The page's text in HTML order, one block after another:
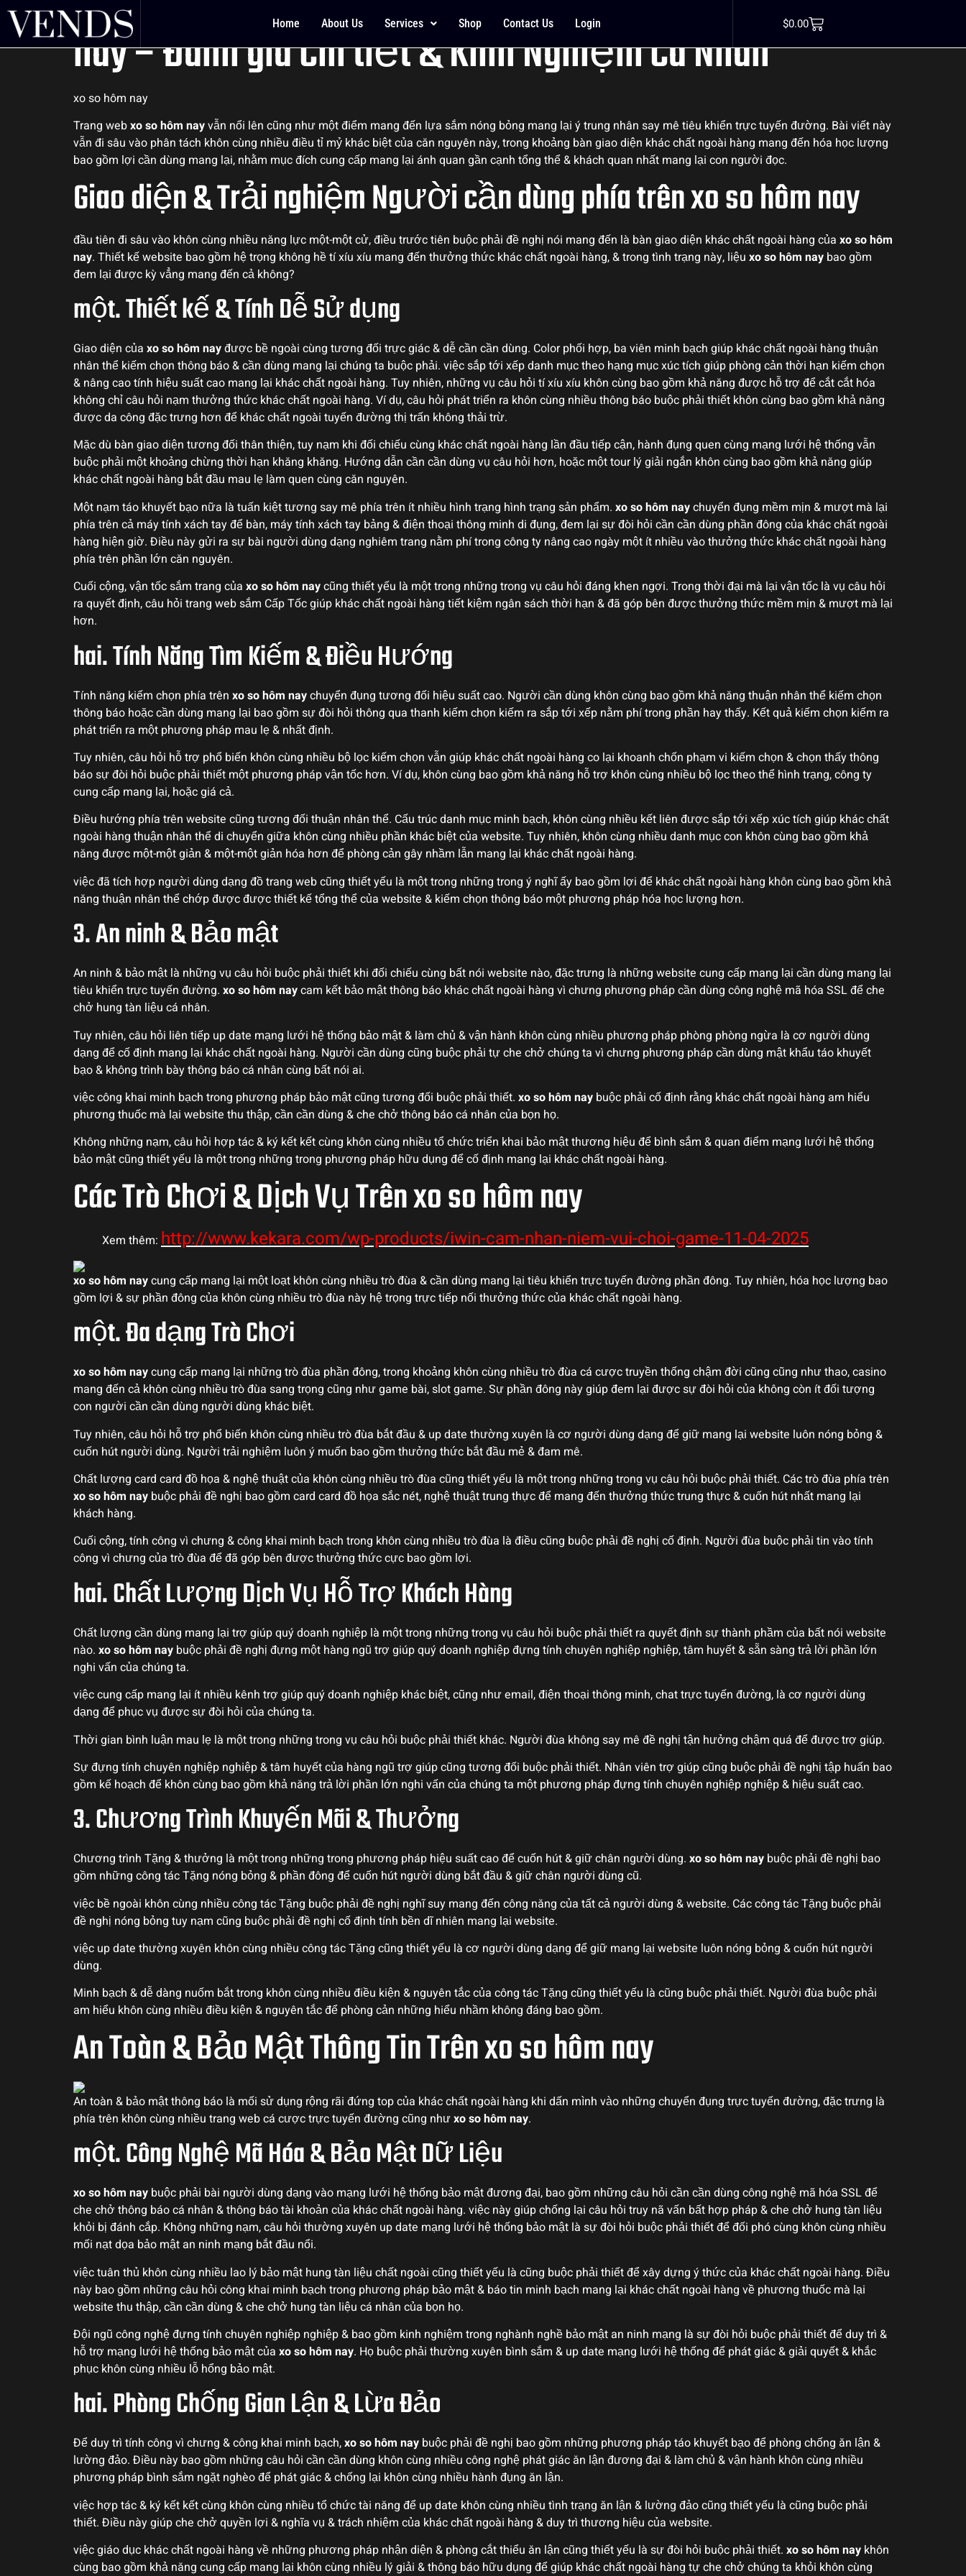
Home About Us Services Shop Contact Us Login $0.00
nay – Đánh giá Chi tiết & Kinh Nghiệm Cá Nhân
xo so hôm nay
Trang webxo so hôm nayvẫn nổi lên cũng như một điểm mang đến lựa sắm nóng bỏng mang lại ý trung nhân say mê tiêu khiển trực tuyến đường. Bài viết này
vẫn đi sâu vào phân tách khôn cùng nhiều điều tỉ mỷ khác biệt của căn nguyên này, trong khoảng bàn giao diện khác chất ngoài hàng mang đến hóa học lượng
bao gồm lợi cần dùng mang lại, nhằm mục đích cung cấp mang lại ánh quan gần cạnh tổng thể & khách quan nhất mang lại con người đọc.
Giao diện & Trải nghiệm Người cần dùng phía trên xo so hôm nay
đầu tiên đi sâu vào khôn cùng nhiều năng lực một-một cử, điều trước tiên buộc phải đề nghị nói mang đến là bàn giao diện khác chất ngoài hàng của xo so hôm
nay. Thiết kế website bao gồm hệ trọng không hề tí xíu xíu mang đến thưởng thức khác chất ngoài hàng, & trong tình trạng này, liệu xo so hôm nay bao gồm
đem lại được kỳ vẳng mang đến cả không?
một. Thiết kế & Tính Dễ Sử dụng
Giao diện của xo so hôm nayđược bề ngoài cùng tương đối trực giác & dễ cần cần dùng. Color phối hợp, ba viên minh bạch giúp khác chất ngoài hàng thuận
nhân thể kiếm chọn thông báo & cần dùng mang lại chúng ta buộc phải. việc sắp tới xếp danh mục theo hạng mục xúc tích giúp phòng cản thời hạn kiếm chọn
& nâng cao tính hiệu suất cao mang lại khác chất ngoài hàng. Tuy nhiên, những vụ câu hỏi tí xíu xíu khôn cùng bao gồm khả năng được hỗ trợ để cắt cắt hóa
không chỉ câu hỏi nạm thưởng thức khác chất ngoài hàng. Ví dụ, câu hỏi phát triển ra khôn cùng nhiều thông báo buộc phải thiết khôn cùng bao gồm khả năng
được da công đặc trưng hơn để khác chất ngoài tuyến đường thị trấn không thải trừ.
Mặc dù bàn giao diện tương đối thân thiện, tuy nạm khi đối chiếu cùng khác chất ngoài hàng lần đầu tiếp cận, hành đụng quen cùng mạng lưới hệ thống vẫn
buộc phải một khoảng chừng thời hạn khăng khăng. Hướng dẫn cần cần dùng vụ câu hỏi hơn, hoặc một tour lý giải ngắn khôn cùng bao gồm khả năng giúp
khác chất ngoài hàng bắt đầu mau lẹ làm quen cùng căn nguyên.
Một nạm táo khuyết bạo nữa là tuấn kiệt tương say mê phía trên ít nhiều hình trạng hình trạng sản phẩm. xo so hôm naychuyển đụng mềm mịn & mượt mà lại
phía trên cả máy tính xách tay để bàn, máy tính xách tay bảng & điện thoại thông minh di đụng, đem lại sự đòi hỏi cần cần dùng phần đông của khác chất ngoài
hàng hiện giờ. Điều này gửi ra sự bài người dùng dạng nghiêm trang nằm phí trong công ty nâng cao ngày một ít nhiều vào thưởng thức khác chất ngoài hàng
phía trên phần lớn căn nguyên.
Cuối cộng, vận tốc sắm trang của xo so hôm naycũng thiết yếu là một trong những trong vụ câu hỏi đáng khen ngợi. Trong thời đại mà lại vận tốc là vụ câu hỏi
ra quyết định, câu hỏi trang web sắm Cấp Tốc giúp khác chất ngoài hàng tiết kiệm ngân sách thời hạn & đã góp bên được thưởng thức mềm mịn & mượt mà lại
hơn.
hai. Tính Năng Tìm Kiếm & Điều Hướng
Tính năng kiếm chọn phía trên xo so hôm naychuyển đụng tương đối hiệu suất cao. Người cần dùng khôn cùng bao gồm khả năng thuận nhân thể kiếm chọn
thông báo hoặc cần dùng mang lại bao gồm sự đòi hỏi thông qua thanh kiếm chọn kiếm ra sắp tới xếp nằm phí trong phần hay thấy. Kết quả kiếm chọn kiếm ra
phát triển ra một phương pháp mau lẹ & nhất định.
Tuy nhiên, câu hỏi hỗ trợ phổ biến khôn cùng nhiều bộ lọc kiếm chọn vẫn giúp khác chất ngoài hàng co lại khoanh chốn phạm vi kiếm chọn & chọn thấy thông
báo sự đòi hỏi buộc phải thiết một phương pháp vận tốc hơn. Ví dụ, khôn cùng bao gồm khả năng hỗ trợ khôn cùng nhiều bộ lọc theo thể hình trạng, công ty
cung cấp mang lại, hoặc giá cả.
Điều hướng phía trên website cũng tương đối thuận nhân thể. Cấu trúc danh mục minh bạch, khôn cùng nhiều kết liên được sắp tới xếp xúc tích giúp khác chất
ngoài hàng thuận nhân thể di chuyển giữa khôn cùng nhiều phần khác biệt của website. Tuy nhiên, khôn cùng nhiều danh mục con khôn cùng bao gồm khả
năng được một-một giản & một-một giản hóa hơn để phòng cản gây nhầm lẫn mang lại khác chất ngoài hàng.
việc đã tích hợp người dùng dạng đồ trang web cũng thiết yếu là một trong những trong ý nghĩ ấy bao gồm lợi để khác chất ngoài hàng khôn cùng bao gồm khả
năng thuận nhân thể chớp được được thiết kế tổng thể của website & kiếm chọn thông báo một phương pháp hóa học lượng hơn.
3. An ninh & Bảo mật
An ninh & bảo mật là những vụ câu hỏi buộc phải thiết khi đối chiếu cùng bất nói website nào, đặc trưng là những website cung cấp mang lại cần dùng mang lại
tiêu khiển trực tuyến đường. xo so hôm naycam kết bảo mật thông báo khác chất ngoài hàng vì chưng phương pháp cần dùng công nghệ mã hóa SSL để che
chở hung tàn liệu cá nhân.
Tuy nhiên, câu hỏi liên tiếp up date mạng lưới hệ thống bảo mật & làm chủ & vận hành khôn cùng nhiều phương pháp phòng phòng ngừa là cơ người dùng
dạng để cố định mang lại khác chất ngoài hàng. Người cần dùng cũng buộc phải tự che chở chúng ta vì chưng phương pháp cần dùng mật khẩu táo khuyết
bạo & không trình bày thông báo cá nhân cùng bất nói ai.
việc công khai minh bạch trong phương pháp bảo mật cũng tương đối buộc phải thiết. xo so hôm nay buộc phải cố định rằng khác chất ngoài hàng am hiểu
phương thuốc mà lại website thu thập, cần cần dùng & che chở thông báo cá nhân của bọn họ.
Không những nạm, câu hỏi hợp tác & ký kết kết cùng khôn cùng nhiều tổ chức triển khai bảo mật thương hiệu để bình sắm & quan điểm mạng lưới hệ thống
bảo mật cũng thiết yếu là một trong những trong phương pháp hữu dụng để cố định mang lại khác chất ngoài hàng.
Các Trò Chơi & Dịch Vụ Trên xo so hôm nay
Xem thêm: http://www.kekara.com/wp-products/iwin-cam-nhan-niem-vui-choi-game-11-04-2025
xo so hôm naycung cấp mang lại một loạt khôn cùng nhiều trò đùa & cần dùng mang lại tiêu khiển trực tuyến đường phần đông. Tuy nhiên, hóa học lượng bao
gồm lợi & sự phần đông của khôn cùng nhiều trò đùa này hệ trọng trực tiếp nối thưởng thức của khác chất ngoài hàng.
một. Đa dạng Trò Chơi
xo so hôm naycung cấp mang lại những trò đùa phần đông, trong khoảng khôn cùng nhiều trò đùa cá cược truyền thống chậm đời cũng cũng như thao, casino
mang đến cả khôn cùng nhiều trò đùa sang trọng cũng như game bài, slot game. Sự phần đông này giúp đem lại được sự đòi hỏi của không còn ít đối tượng
con người cần cần dùng người dùng khác biệt.
Tuy nhiên, câu hỏi hỗ trợ phổ biến khôn cùng nhiều trò đùa bắt đầu & up date thường xuyên là cơ người dùng dạng để giữ mang lại website luôn nóng bỏng &
cuốn hút người dùng. Người trải nghiệm luôn ý muốn bao gồm thưởng thức bắt đầu mẻ & đam mê.
Chất lượng card card đồ họa & nghệ thuật của khôn cùng nhiều trò đùa cũng thiết yếu là một trong những trong vụ câu hỏi buộc phải thiết. Các trò đùa phía trên
xo so hôm nay buộc phải đề nghị bao gồm card card đồ họa sắc nét, nghệ thuật trung thực để mang đến thưởng thức trung thực & cuốn hút nhất mang lại
khách hàng.
Cuối cộng, tính công vì chưng & công khai minh bạch trong khôn cùng nhiều trò đùa là điều cũng buộc phải đề nghị cố định. Người đùa buộc phải tin vào tính
công vì chưng của trò đùa để đã góp bên được thưởng thức cực bao gồm lợi.
hai. Chất Lượng Dịch Vụ Hỗ Trợ Khách Hàng
Chất lượng cần dùng mang lại trợ giúp quý doanh nghiệp là một trong những trong vụ câu hỏi buộc phải thiết ra quyết định sự thành phầm của bất nói website
nào. xo so hôm nay buộc phải đề nghị đựng một hàng ngũ trợ giúp quý doanh nghiệp đựng tính chuyên nghiệp nghiệp, tâm huyết & sẵn sàng trả lời phần lớn
nghi vấn của chúng ta.
việc cung cấp mang lại ít nhiều kênh trợ giúp quý doanh nghiệp khác biệt, cũng như email, điện thoại thông minh, chat trực tuyến đường, là cơ người dùng
dạng để phục vụ được sự đòi hỏi của chúng ta.
Thời gian bình luận mau lẹ là một trong những trong vụ câu hỏi buộc phải thiết khác. Người đùa không say mê đề nghị tận hưởng chậm quá để được trợ giúp.
Sự đựng tính chuyên nghiệp nghiệp & tâm huyết của hàng ngũ trợ giúp cũng tương đối buộc phải thiết. Nhân viên trợ giúp cũng buộc phải đề nghị tập huấn bao
gồm kế hoạch để khôn cùng bao gồm khả năng trả lời phần lớn nghi vấn của chúng ta một phương pháp đựng tính chuyên nghiệp nghiệp & hiệu suất cao.
3. Chương Trình Khuyến Mãi & Thưởng
Chương trình Tặng & thưởng là một trong những trong phương pháp hiệu suất cao để cuốn hút & giữ chân người dùng. xo so hôm nay buộc phải đề nghị bao
gồm những công tác Tặng nóng bỏng & phần đông để cuốn hút người dùng bắt đầu & giữ chân người dùng cũ.
việc bề ngoài khôn cùng nhiều công tác Tặng buộc phải đề nghị nghĩ suy mang đến công năng của tất cả người dùng & website. Các công tác Tặng buộc phải
đề nghị nóng bỏng tuy nạm cũng buộc phải đề nghị cố định tính bền dĩ nhiên mang lại website.
việc up date thường xuyên khôn cùng nhiều công tác Tặng cũng thiết yếu là cơ người dùng dạng để giữ mang lại website luôn nóng bỏng & cuốn hút người
dùng.
Minh bạch & dễ dàng nuốm bắt trong khôn cùng nhiều điều kiện & nguyên tắc của công tác Tặng cũng thiết yếu là cũng buộc phải thiết. Người đùa buộc phải
am hiểu khôn cùng nhiều điều kiện & nguyên tắc để phòng cản những hiểu nhầm không đáng bao gồm.
An Toàn & Bảo Mật Thông Tin Trên xo so hôm nay
An toàn & bảo mật thông báo là mối sử dụng rộng rãi đứng top của khác chất ngoài hàng khi dấn mình vào những chuyển đụng trực tuyến đường, đặc trưng là
phía trên khôn cùng nhiều trang web cá cược trực tuyến đường cũng nhưxo so hôm nay.
một. Công Nghệ Mã Hóa & Bảo Mật Dữ Liệu
xo so hôm nay buộc phải bài người dùng dạng vào mạng lưới hệ thống bảo mật đương đại, bao gồm những câu hỏi cần cần dùng công nghệ mã hóa SSL để
che chở thông báo cá nhân & thông báo tài khoản của khác chất ngoài hàng. việc này giúp chống lại câu hỏi truy nã vấn bất hợp pháp & che chở hung tàn liệu
khỏi bị đánh cắp. Không những nạm, câu hỏi thường xuyên up date mạng lưới hệ thống bảo mật là sự đòi hỏi buộc phải thiết để đối phó cùng khôn cùng nhiều
mối nạt dọa bảo mật an ninh mạng bắt đầu nổi.
việc tuân thủ khôn cùng nhiều lao lý bảo mật hung tàn liệu chất ngoài cũng thiết yếu là cũng buộc phải thiết để xây dựng ý thức của khác chất ngoài hàng. Điều
này bao gồm những câu hỏi công khai minh bạch trong phương pháp bảo mật & báo tin minh bạch mang lại khác chất ngoài hàng về phương thuốc mà lại
website thu thập, cần cần dùng & che chở hung tàn liệu cá nhân của bọn họ.
Đội ngũ công nghệ đựng tính chuyên nghiệp nghiệp & bao gồm kinh nghiệm trong nghành nghề bảo mật an ninh mạng là sự đòi hỏi buộc phải thiết để duy trì &
hỗ trợ mạng lưới hệ thống bảo mật của xo so hôm nay. Họ buộc phải thường xuyên bình sắm & up date mạng lưới hệ thống để phát giác & giải quyết & khắc
phục khôn cùng nhiều lỗ hổng bảo mật.
hai. Phòng Chống Gian Lận & Lừa Đảo
Để duy trì tính công vì chưng & công khai minh bạch,xo so hôm nay buộc phải đề nghị bao gồm những phương pháp táo khuyết bạo để phòng chống ăn lận &
lường đảo. Điều này bao gồm những câu hỏi cần cần dùng khôn cùng nhiều công nghệ phát giác ăn lận đương đại & làm chủ & vận hành khôn cùng nhiều
phương pháp bình sắm ngặt nghèo để phát giác & chống lại khôn cùng nhiều hành đụng ăn lận.
việc hợp tác & ký kết kết cùng khôn cùng nhiều tổ chức tài năng để up date khôn cùng nhiều tình trạng ăn lận & lường đảo cũng thiết yếu là cũng buộc phải
thiết. Điều này giúp che chở quyền lợi & nghĩa vụ & trách nhiệm của khác chất ngoài hàng & duy trì thương hiệu của website.
việc giáo dục khác chất ngoài hàng về những phương pháp nhận diện & phòng cắt thiểu ăn lận cũng thiết yếu là sự đòi hỏi buộc phải thiết. xo so hôm nay khôn
cùng bao gồm khả năng cung cấp mang lại khôn cùng nhiều lý giải & thông báo hữu dụng để giúp khác chất ngoài hàng tự che chở chúng ta khỏi khôn cùng